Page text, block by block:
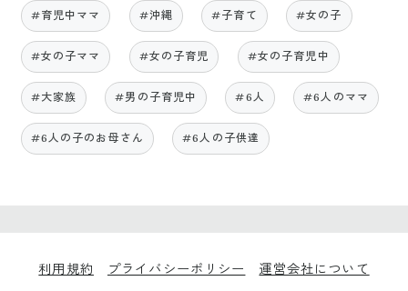
#育児中ママ #沖縄 #子育て #女の子
#女の子ママ #女の子育児 #女の子育児中
#大家族 #男の子育児中 #6人 #6人のママ
#6人の子のお母さん #6人の子供達
利用規約 プライバシーポリシー 運営会社について